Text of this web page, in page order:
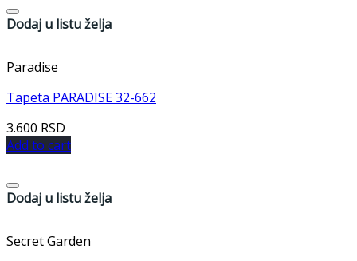
Dodaj u listu želja
Paradise
Tapeta PARADISE 32-662
3.600 RSD
Add to cart
Dodaj u listu želja
Secret Garden